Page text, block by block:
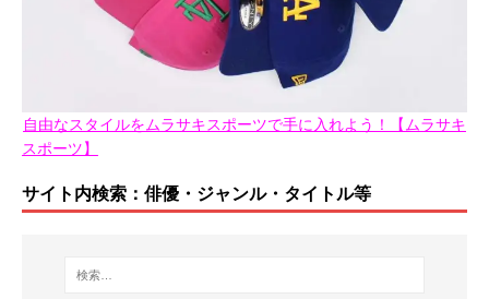
自由なスタイルをムラサキスポーツで手に入れよう！【ムラサキ
スポーツ】
サイト内検索：俳優・ジャンル・タイトル等